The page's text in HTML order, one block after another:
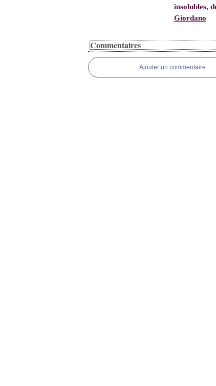
insolubles,
Giordano
Commentaires
Ajouter un commentaire